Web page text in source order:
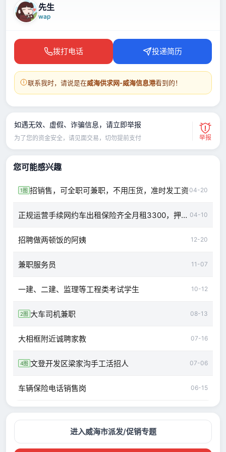
先生
wap
拨打电话 投递简历
联系我时，请说是在威海供求网-威海信息港看到的！
如遇无效、虚假、诈骗信息，请立即举报
为了您的资金安全，请见面交易，切勿提前支付 举报
您可能感兴趣
1图 招销售，可全职可兼职，不用压货，准时发工资04-20
正规运营手续网约车出租保险齐全月租3300，押金2000 04-10
招聘做两顿饭的阿姨 12-20
兼职服务员 11-07
一建、二建、监理等工程类考试学生 10-12
2图 大车司机兼职 08-13
大相框附近诚聘家教 07-16
4图 文登开发区梁家沟手工活招人 07-06
车辆保险电话销售岗 06-15
进入威海市派发/促销专题